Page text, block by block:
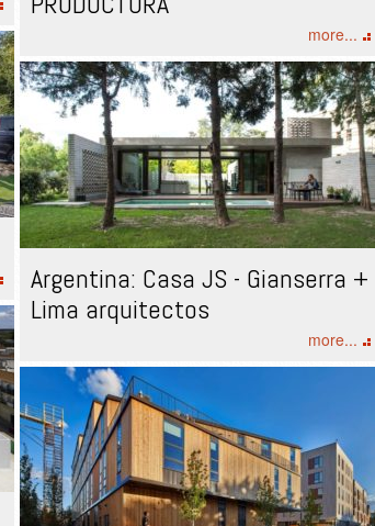
more...
Argentina: Casa JS - Gianserra +
Lima arquitectos
more...